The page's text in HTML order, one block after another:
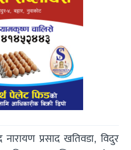
नारायण प्रसाद खतिवडा, विदुर